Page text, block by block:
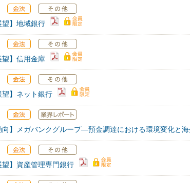
望】地域銀行
望】信用金庫
望】ネット銀行
向】メガバンクグループ―預金調達における環境変化と
望】資産管理専門銀行